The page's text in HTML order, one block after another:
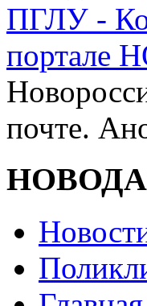
ПГЛУ -
портале
почте.